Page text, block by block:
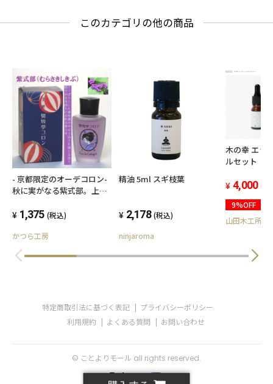
このカテゴリの他の商品
- 京都限定のオーデコロン-
秋に実がなる紫式部。上品
コロン 20mL-
1,375 (税込)
かつら工房
精油 5ml スギ枝葉
2,178 (税込)
ninjaroma
木の幸 エッ
ルセット
4,000 (税
9%OFF
山田木工所
特定商取引法に基づく表記
プライバシーポリシー
利用規約
よくある質問 お問い合わせ
© ことよりモール all rights reserved.